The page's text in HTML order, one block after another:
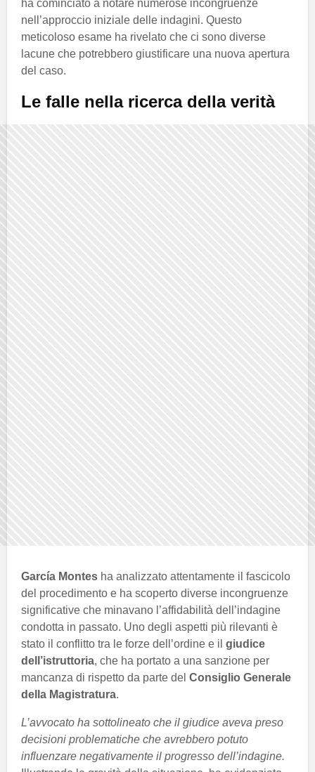
ha cominciato a notare numerose incongruenze
nell’approccio iniziale delle indagini. Questo
meticoloso esame ha rivelato che ci sono diverse
lacune che potrebbero giustificare una nuova apertura
del caso.
Le falle nella ricerca della verità
García Montes ha analizzato attentamente il fascicolo
del procedimento e ha scoperto diverse incongruenze
significative che minavano l’affidabilità dell’indagine
condotta in passato. Uno degli aspetti più rilevanti è
stato il conflitto tra le forze dell’ordine e il giudice
dell’istruttoria, che ha portato a una sanzione per
mancanza di rispetto da parte del Consiglio Generale
della Magistratura.
L’avvocato ha sottolineato che il giudice aveva preso
decisioni problematiche che avrebbero potuto
influenzare negativamente il progresso dell’indagine.